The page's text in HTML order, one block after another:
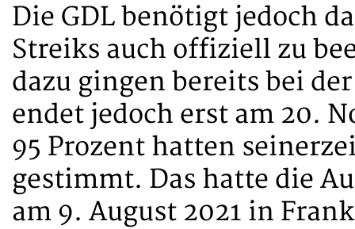
Die GDL benötigt jedoch
Streiks auch offiziell zu
dazu gingen bereits bei
endet jedoch erst am 20.
95 Prozent hatten
gestimmt. Das hatte die
am 9. August 2021 in